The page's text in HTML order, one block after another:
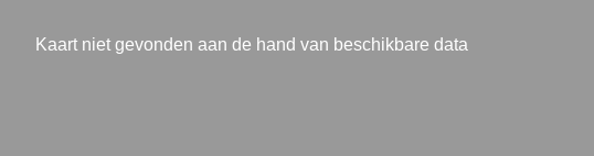
Kaart niet gevonden aan de hand van beschikbare data